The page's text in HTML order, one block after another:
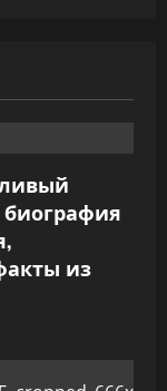
биография
из